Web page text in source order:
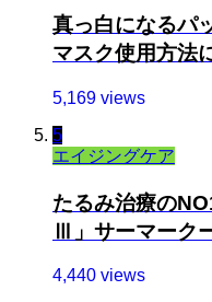
真っ白になるパ
マスク使用方法
5,169 views
5
エイジングケア
たるみ治療の
Ⅲ」サーマーク
4,440 views